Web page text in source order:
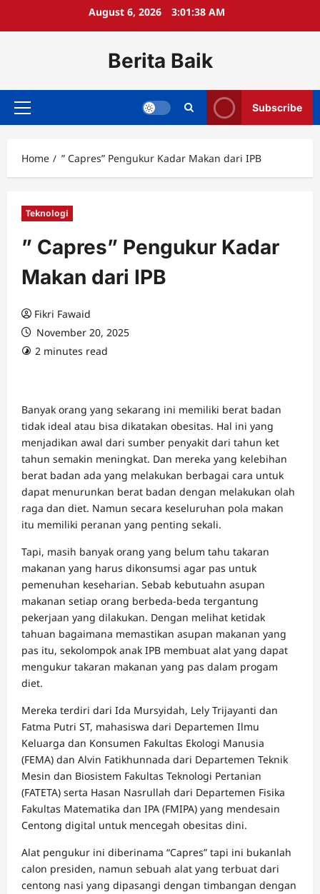
August 6, 2026 3:01:38 AM
Berita Baik
Primary
Subscribe
Home ” Capres” Pengukur Kadar Makan dari IPB
Teknologi
” Capres” Pengukur Kadar
Makan dari IPB
Fikri Fawaid
November 20, 2025
2 minutes read
Banyak orang yang sekarang ini memiliki berat badan
tidak ideal atau bisa dikatakan obesitas. Hal ini yang
menjadikan awal dari sumber penyakit dari tahun ket
tahun semakin meningkat. Dan mereka yang kelebihan
berat badan ada yang melakukan berbagai cara untuk
dapat menurunkan berat badan dengan melakukan olah
raga dan diet. Namun secara keseluruhan pola makan
itu memiliki peranan yang penting sekali.
Tapi, masih banyak orang yang belum tahu takaran
makanan yang harus dikonsumsi agar pas untuk
pemenuhan keseharian. Sebab kebutuahn asupan
makanan setiap orang berbeda-beda tergantung
pekerjaan yang dilakukan. Dengan melihat ketidak
tahuan bagaimana memastikan asupan makanan yang
pas itu, sekolompok anak IPB membuat alat yang dapat
mengukur takaran makanan yang pas dalam progam
diet.
Mereka terdiri dari Ida Mursyidah, Lely Trijayanti dan
Fatma Putri ST, mahasiswa dari Departemen Ilmu
Keluarga dan Konsumen Fakultas Ekologi Manusia
(FEMA) dan Alvin Fatikhunnada dari Departemen Teknik
Mesin dan Biosistem Fakultas Teknologi Pertanian
(FATETA) serta Hasan Nasrullah dari Departemen Fisika
Fakultas Matematika dan IPA (FMIPA) yang mendesain
Centong digital untuk mencegah obesitas dini.
Alat pengukur ini diberinama “Capres” tapi ini bukanlah
calon presiden, namun sebuah alat yang terbuat dari
centong nasi yang dipasangi dengan timbangan dengan